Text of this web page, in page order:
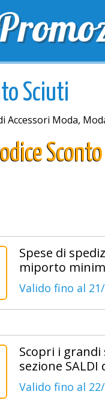
Sciuti
Accessori Moda,
Spese di
miporto
Valido fino al
Scopri i
sezione SALDI
Valido fino al